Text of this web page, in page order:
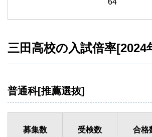
64
三田高校の入試倍率[2024
普通科[推薦選抜]
募集数 受検数 合格